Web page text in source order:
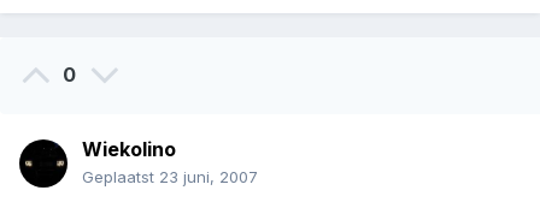
0
Wiekolino
Geplaatst 23 juni, 2007